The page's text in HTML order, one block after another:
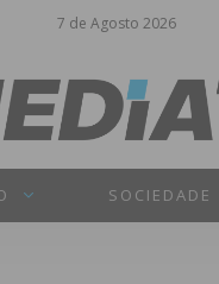
7 de Agosto 2026
SOCIEDADE